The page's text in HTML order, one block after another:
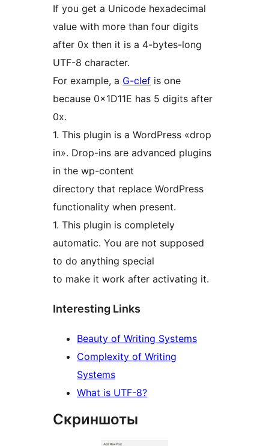
If you get a Unicode hexadecimal
value with more than four digits
after 0x then it is a 4-bytes-long
UTF-8 character.
For example, a G-clef is one
because 0x1D11E has 5 digits after
0x.
1. This plugin is a WordPress «drop
in». Drop-ins are advanced plugins
in the wp-content
directory that replace WordPress
functionality when present.
1. This plugin is completely
automatic. You are not supposed
to do anything special
to make it work after activating it.
Interesting Links
Beauty of Writing Systems
Complexity of Writing
Systems
What is UTF-8?
Скриншоты